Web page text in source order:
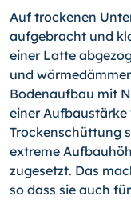
Auf trockenen
aufgebracht und
einer Latte
und
Bodenaufbau mit
einer Aufbaustärke
Trockenschüttung
extreme
zugesetzt. Das
so dass sie auch